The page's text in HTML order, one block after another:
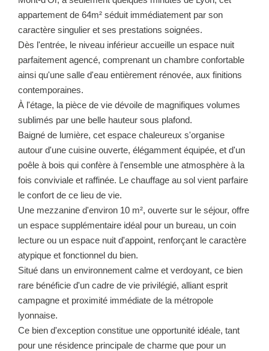
appartement de 64m² séduit immédiatement par son
caractère singulier et ses prestations soignées.
Dès l'entrée, le niveau inférieur accueille un espace nuit
parfaitement agencé, comprenant un chambre confortable
ainsi qu'une salle d'eau entièrement rénovée, aux finitions
contemporaines.
À l'étage, la pièce de vie dévoile de magnifiques volumes
sublimés par une belle hauteur sous plafond.
Baigné de lumière, cet espace chaleureux s'organise
autour d'une cuisine ouverte, élégamment équipée, et d'un
poêle à bois qui confère à l'ensemble une atmosphère à la
fois conviviale et raffinée. Le chauffage au sol vient parfaire
le confort de ce lieu de vie.
Une mezzanine d'environ 10 m², ouverte sur le séjour, offre
un espace supplémentaire idéal pour un bureau, un coin
lecture ou un espace nuit d'appoint, renforçant le caractère
atypique et fonctionnel du bien.
Situé dans un environnement calme et verdoyant, ce bien
rare bénéficie d'un cadre de vie privilégié, alliant esprit
campagne et proximité immédiate de la métropole
lyonnaise.
Ce bien d'exception constitue une opportunité idéale, tant
pour une résidence principale de charme que pour un